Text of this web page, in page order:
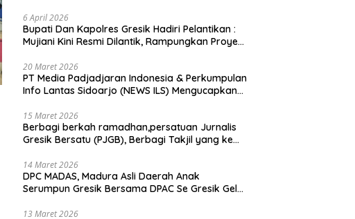
6 April 2026
​Bupati Dan Kapolres Gresik Hadiri Pelantikan :
Mujiani Kini Resmi Dilantik, Rampungkan Proyek
20 Maret 2026
PT Media Padjadjaran Indonesia & Perkumpulan
Info Lantas Sidoarjo (NEWS ILS) Mengucapkan
15 Maret 2026
Berbagi berkah ramadhan,persatuan Jurnalis
Gresik Bersatu (PJGB), Berbagi Takjil yang ke
14 Maret 2026
DPC MADAS, Madura Asli Daerah Anak
Serumpun Gresik Bersama DPAC Se Gresik Gelar
Gelora Joko Samudro
13 Maret 2026